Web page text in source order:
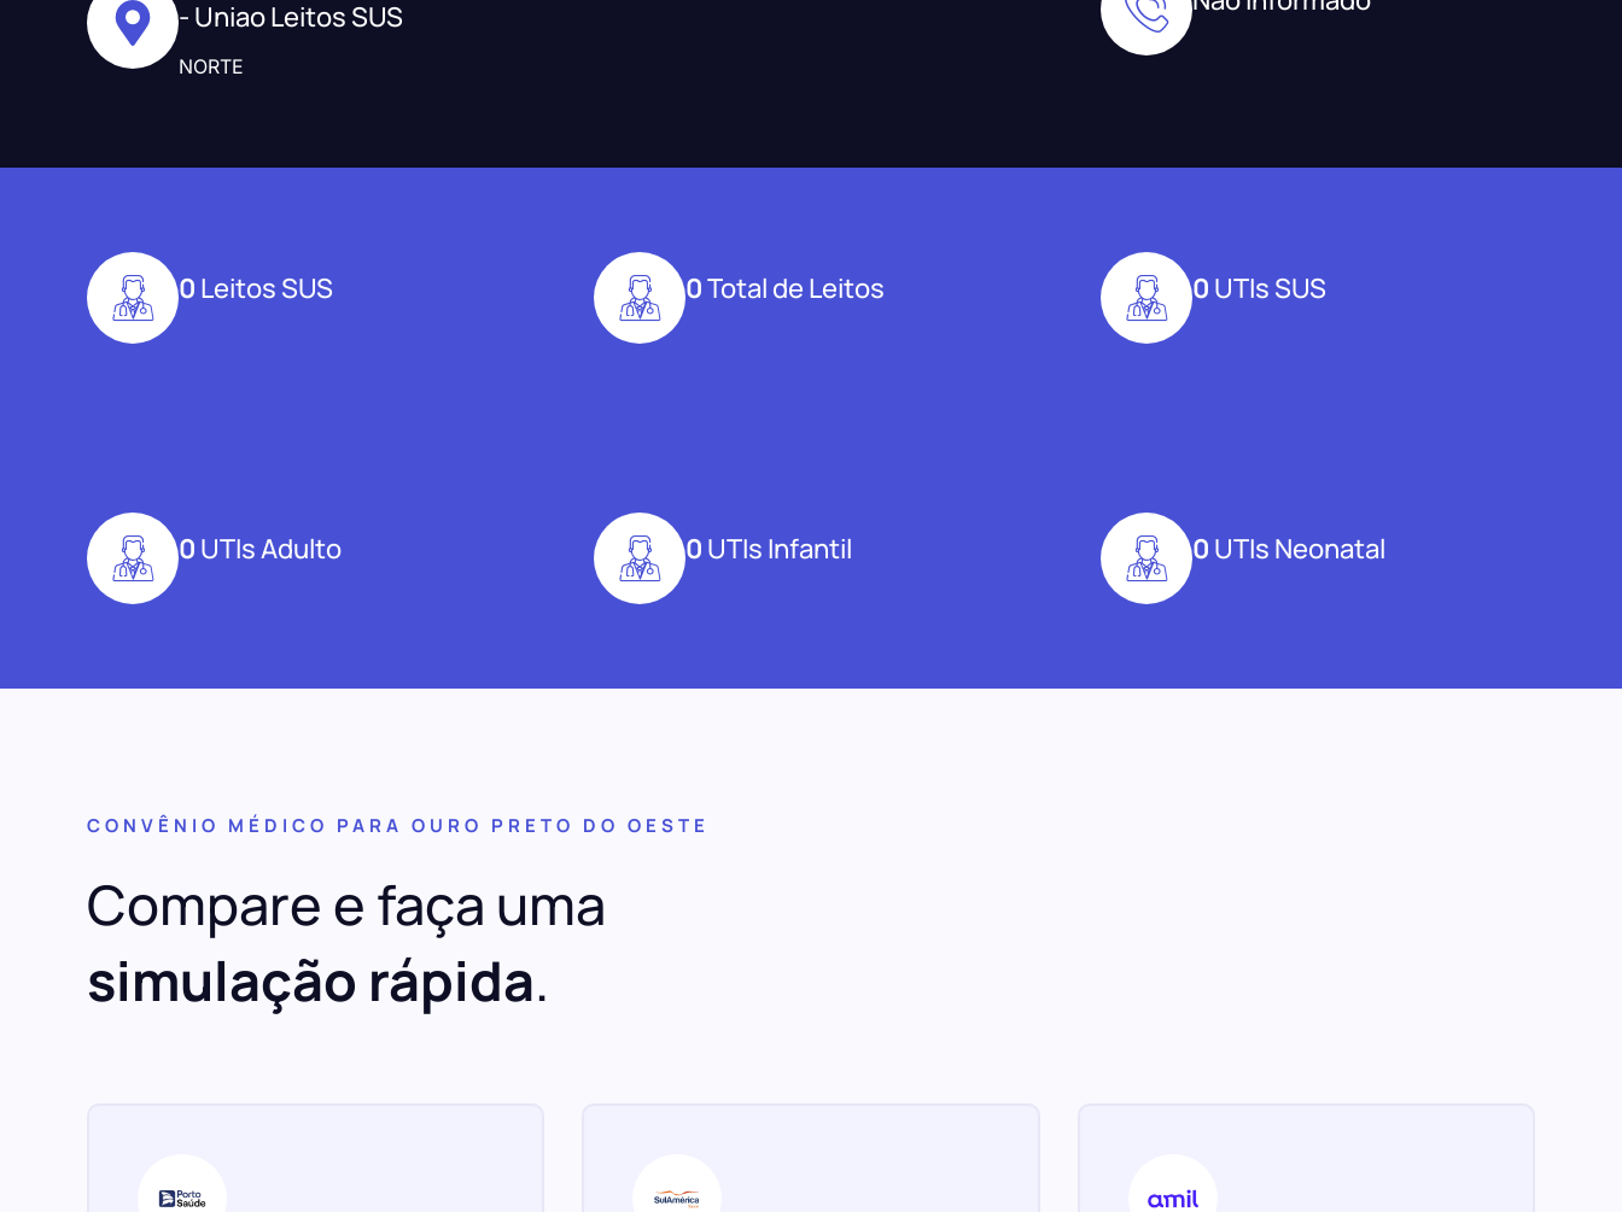
- Uniao Leitos SUS
NORTE
0 Leitos SUS 0Total de Leitos 0 UTIs SUS
0 UTIs Adulto 0 UTIs Infantil 0 UTIs Neonatal
CONVÊNIO MÉDICO PARA OURO PRETO DO OESTE
Compare e faça uma
simulação rápida.